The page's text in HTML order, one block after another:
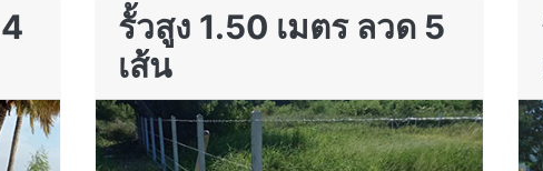
รั้วสูง 1.50 เมตร ลวด 5
เส้น